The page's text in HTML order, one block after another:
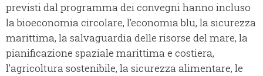
previsti dal programma dei convegni hanno incluso
la bioeconomia circolare, l’economia blu, la sicurezza
marittima, la salvaguardia delle risorse del mare, la
pianificazione spaziale marittima e costiera,
l’agricoltura sostenibile, la sicurezza alimentare, le